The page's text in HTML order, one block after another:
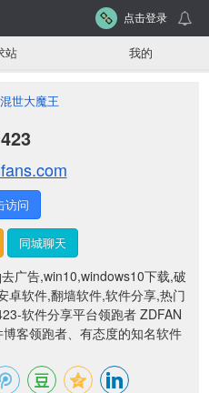
点击登录
站 我的
混世大魔王
访问
同城聊天
广告,win10,windows10下载,破
卓软件,翻墙软件,软件分享,热门
软件分享平台领跑者 ZDFAN
客领跑者、有态度的知名软件